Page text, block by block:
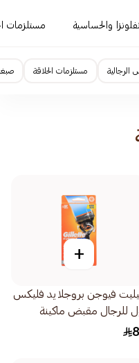
والحساسية مستلزمات
الرجالية مستلزمات الحلاقة
+
فيوجن بروجلايد فليكس
للرجال مقبض ماكينة
شفرتين 1قطعة